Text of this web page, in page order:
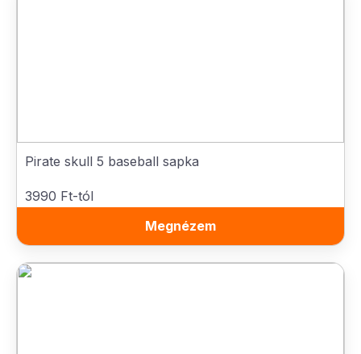
Pirate skull 5 baseball sapka
3990 Ft-tól
Megnézem